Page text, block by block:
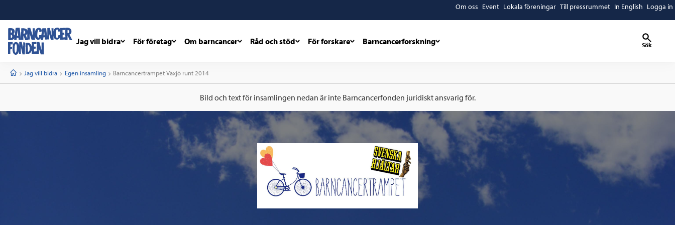
Om oss Event Lokala föreningar Till pressrummet In English Logga in
Jag vill bidra För företag Om barncancer Råd och stöd För forskare Barncancerforskning Sök
StartJag vill bidra Egen insamling Current:
Barncancertrampet Växjö runt 2014
Bild och text för insamlingen nedan är inte Barncancerfonden juridiskt ansvarig för.